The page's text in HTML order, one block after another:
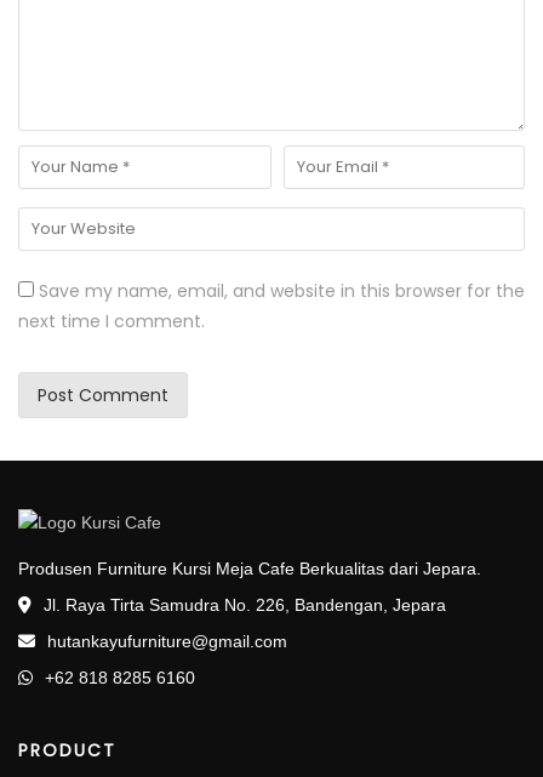
Save my name, email, and website in this browser for the
next time I comment.
Produsen Furniture Kursi Meja Cafe Berkualitas dari Jepara.
Jl. Raya Tirta Samudra No. 226, Bandengan, Jepara
hutankayufurniture@gmail.com
+62 818 8285 6160
PRODUCT